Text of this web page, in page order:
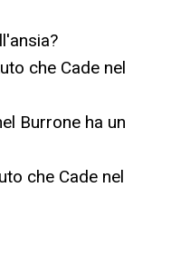
che Cade nel
Burrone ha un
che Cade nel